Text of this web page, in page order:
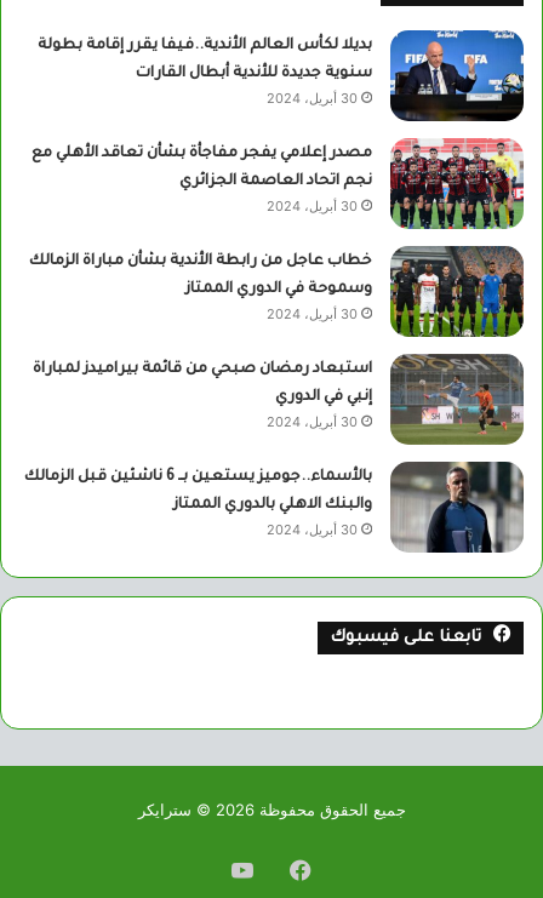
بديلا لكأس العالم الأندية..فيفا يقرر إقامة بطولة
سنوية جديدة للأندية أبطال القارات
30 أبريل، 2024
مصدر إعلامي يفجر مفاجأة بشأن تعاقد الأهلي مع
نجم اتحاد العاصمة الجزائري
30 أبريل، 2024
خطاب عاجل من رابطة الأندية بشأن مباراة الزمالك
وسموحة في الدوري الممتاز
30 أبريل، 2024
استبعاد رمضان صبحي من قائمة بيراميدز لمباراة
إنبي في الدوري
30 أبريل، 2024
بالأسماء..جوميز يستعين بــ 6 ناشئين قبل الزمالك
والبنك الاهلي بالدوري الممتاز
30 أبريل، 2024
تابعنا على فيسبوك
جميع الحقوق محفوظة 2026 © سترايكر
فيسبوكيوتيوب